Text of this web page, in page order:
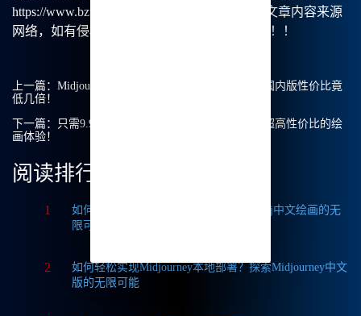
https://www.bzu.cn/news/show/2604.html，部分文章内容来源
网络，如有侵权请联系我们删除处理。谢谢！！！
上一篇： Midjourney中文版超值体验：9.9元/月起，国内版性价比竟
低几倍！
下一篇：
只需9.9元/月，Midjourney中文版带你享受超高性价比的绘
画体验！
阅读排行
1
如何获取Midjourney破解版免费？探索Mj中文绘画的无
限可能
2
如何轻松实现Midjourney本地部署？探索Midjourney中文
版的无限可能